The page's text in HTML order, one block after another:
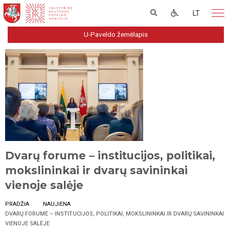
LT
U-Paveldo žemėlapis
Dvarų forume – institucijos, politikai,
mokslininkai ir dvarų savininkai
vienoje salėje
PRADŽIA
NAUJIENA
DVARŲ FORUME – INSTITUCIJOS, POLITIKAI, MOKSLININKAI IR DVARŲ SAVININKAI
VIENOJE SALĖJE